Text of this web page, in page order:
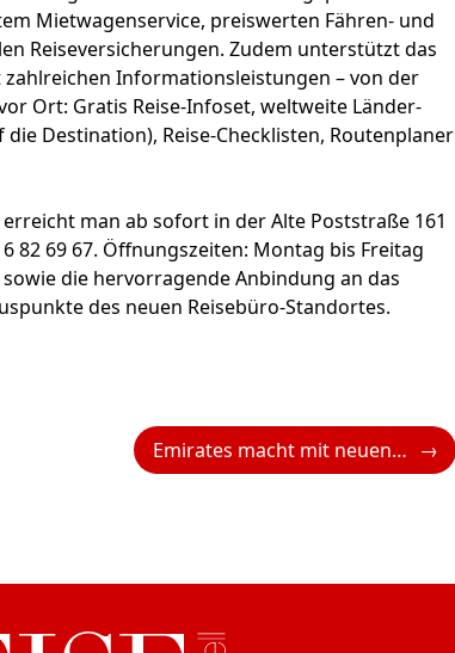
Mietwagenservice, preiswerten Fähren- und
Reiseversicherungen. Zudem unterstützt das
zahlreichen Informationsleistungen – von der
Ort: Gratis Reise-Infoset, weltweite Länder-
Destination), Reise-Checklisten, Routenplaner
man ab sofort in der Alte Poststraße 161
82 69 67. Öffnungs­zeiten: Montag bis Freitag
die hervorragende Anbindung an das
des neuen Reisebüro-Standortes.
Emirates macht mit neuen Wildtier-Amenity-Kits auf bedrohte Tierarten aufmerksam